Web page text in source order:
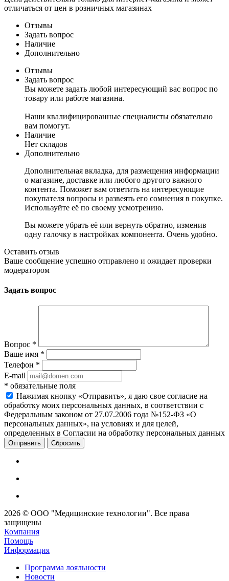
отличаться от цен в розничных магазинах
Отзывы
Задать вопрос
Наличие
Дополнительно
Отзывы
Задать вопрос
Вы можете задать любой интересующий вас вопрос по
товару или работе магазина.
Наши квалифицированные специалисты обязательно
вам помогут.
Наличие
Нет складов
Дополнительно
Дополнительная вкладка, для размещения информации
о магазине, доставке или любого другого важного
контента. Поможет вам ответить на интересующие
покупателя вопросы и развеять его сомнения в покупке.
Используйте её по своему усмотрению.
Вы можете убрать её или вернуть обратно, изменив
одну галочку в настройках компонента. Очень удобно.
Оставить отзыв
Ваше сообщение успешно отправлено и ожидает проверки
модератором
Задать вопрос
Вопрос *
Ваше имя *
Телефон *
E-mail
* обязательные поля
Нажимая кнопку «Отправить», я даю свое согласие на
обработку моих персональных данных, в соответствии с
Федеральным законом от 27.07.2006 года №152-ФЗ «О
персональных данных», на условиях и для целей,
определенных в Согласии на обработку персональных данных
Сбросить
2026 © ООО "Медицинские технологии". Все права
защищены
Компания
Помощь
Информация
Программа лояльности
Новости